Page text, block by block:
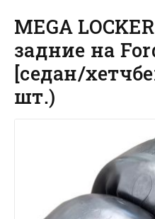
MEGA
задние на
[седан/
шт.)